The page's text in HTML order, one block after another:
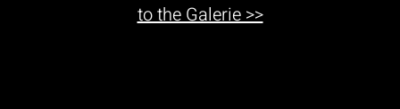
to the Galerie >>